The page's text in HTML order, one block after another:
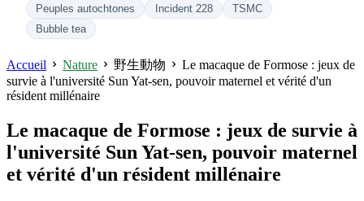
Peuples autochtones
Incident 228
TSMC
Bubble tea
Accueil Nature 野生動物
Le macaque de Formose : jeux de
survie à l'université Sun Yat-sen, pouvoir maternel et vérité d'un
résident millénaire
Le macaque de Formose : jeux de survie à
l'université Sun Yat-sen, pouvoir maternel
et vérité d'un résident millénaire